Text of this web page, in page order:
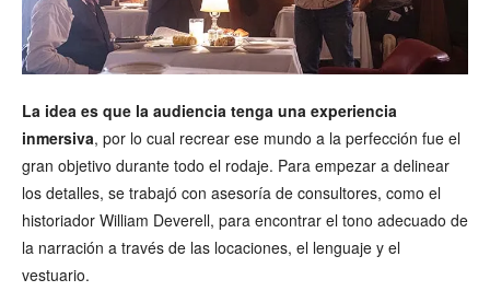
La idea es que la audiencia tenga una experiencia
inmersiva, por lo cual recrear ese mundo a la perfección fue el
gran objetivo durante todo el rodaje. Para empezar a delinear
los detalles, se trabajó con asesoría de consultores, como el
historiador William Deverell, para encontrar el tono adecuado de
la narración a través de las locaciones, el lenguaje y el
vestuario.